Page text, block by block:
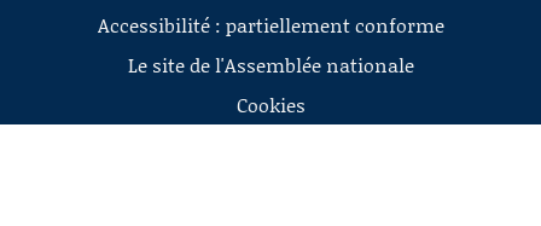
Accessibilité : partiellement conforme
Le site de l'Assemblée nationale
Cookies